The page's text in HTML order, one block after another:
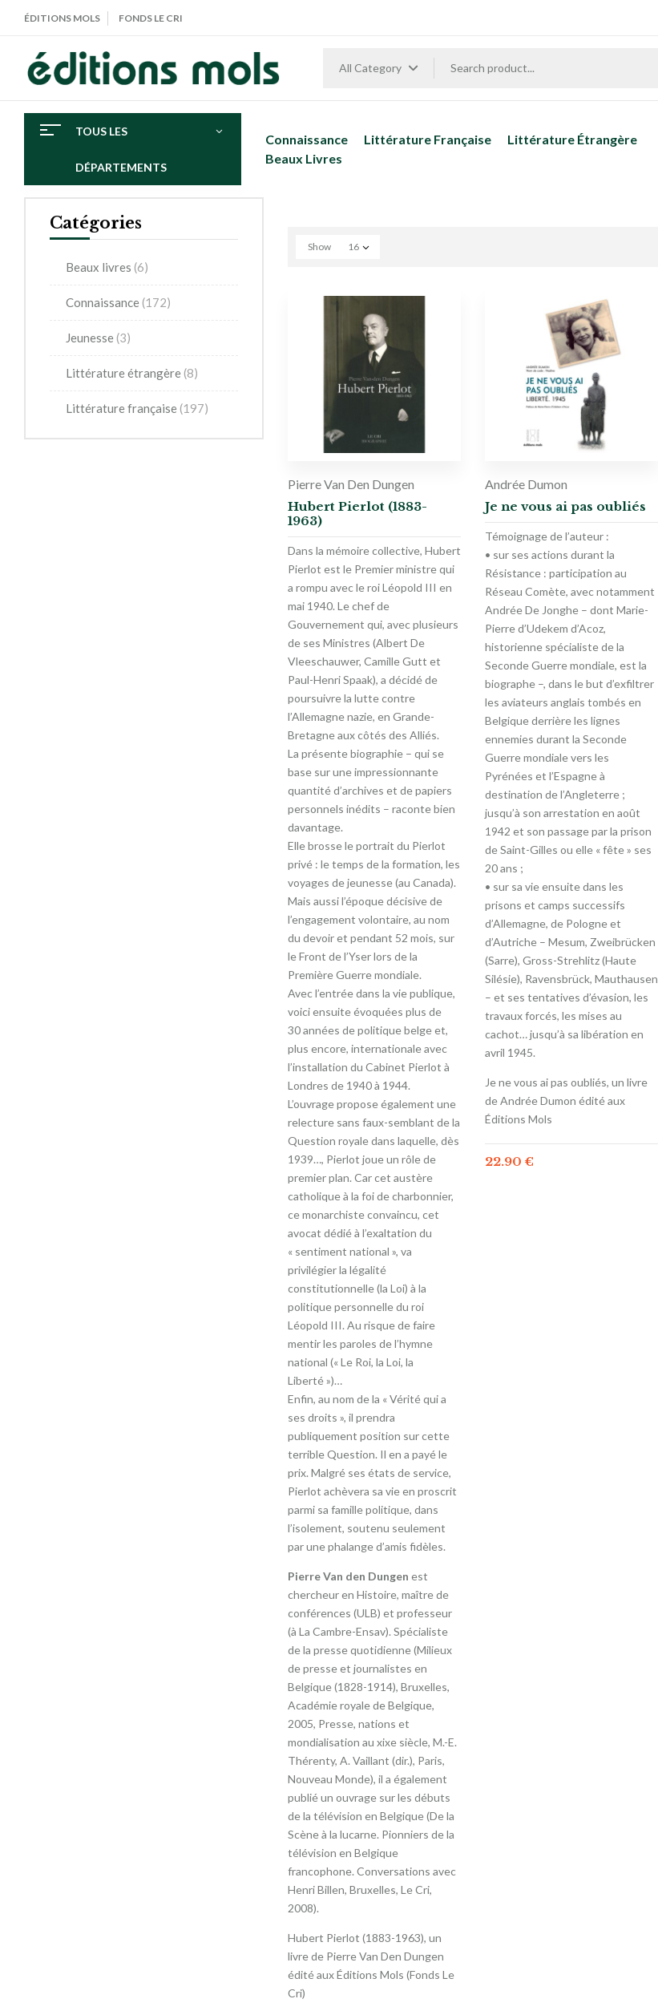
ÉDITIONS MOLS FONDS LE CRI
All Category
TOUS LES
DÉPARTEMENTS
Connaissance Littérature Française
Littérature Étrangère
Beaux Livres
Catégories
Beaux livres (6)
Connaissance (172)
Jeunesse (3)
Littérature étrangère (8)
Littérature française (197)
Show 16
Pierre Van Den Dungen
Hubert Pierlot (1883-
1963)
Dans la mémoire collective, Hubert
Pierlot est le Premier ministre qui
a rompu avec le roi Léopold III en
mai 1940. Le chef de
Gouvernement qui, avec plusieurs
de ses Ministres (Albert De
Vleeschauwer, Camille Gutt et
Paul-Henri Spaak), a décidé de
poursuivre la lutte contre
l’Allemagne nazie, en Grande-
Bretagne aux côtés des Alliés.
La présente biographie – qui se
base sur une impressionnante
quantité d’archives et de papiers
personnels inédits – raconte bien
davantage.
Elle brosse le portrait du Pierlot
privé : le temps de la formation, les
voyages de jeunesse (au Canada).
Mais aussi l’époque décisive de
l’engagement volontaire, au nom
du devoir et pendant 52 mois, sur
le Front de l’Yser lors de la
Première Guerre mondiale.
Avec l’entrée dans la vie publique,
voici ensuite évoquées plus de
30 années de politique belge et,
plus encore, internationale avec
l’installation du Cabinet Pierlot à
Londres de 1940 à 1944.
L’ouvrage propose également une
relecture sans faux-semblant de la
Question royale dans laquelle, dès
1939…, Pierlot joue un rôle de
premier plan. Car cet austère
catholique à la foi de charbonnier,
ce monarchiste convaincu, cet
avocat dédié à l’exaltation du
« sentiment national », va
privilégier la légalité
constitutionnelle (la Loi) à la
politique personnelle du roi
Léopold III. Au risque de faire
mentir les paroles de l’hymne
national (« Le Roi, la Loi, la
Liberté »)…
Enfin, au nom de la « Vérité qui a
ses droits », il prendra
publiquement position sur cette
terrible Question. Il en a payé le
prix. Malgré ses états de service,
Pierlot achèvera sa vie en proscrit
parmi sa famille politique, dans
l’isolement, soutenu seulement
par une phalange d’amis fidèles.
Pierre Van den Dungen est
chercheur en Histoire, maître de
conférences (ULB) et professeur
(à La Cambre-Ensav). Spécialiste
de la presse quotidienne (Milieux
de presse et journalistes en
Belgique (1828-1914), Bruxelles,
Académie royale de Belgique,
2005, Presse, nations et
mondialisation au xixe siècle, M.-E.
Thérenty, A. Vaillant (dir.), Paris,
Nouveau Monde), il a également
publié un ouvrage sur les débuts
de la télévision en Belgique (De la
Scène à la lucarne. Pionniers de la
télévision en Belgique
francophone. Conversations avec
Henri Billen, Bruxelles, Le Cri,
2008).
Hubert Pierlot (1883-1963), un
livre de Pierre Van Den Dungen
édité aux Éditions Mols (Fonds Le
Cri)
Andrée Dumon
Je ne vous ai pas oubliés
Témoignage de l’auteur :
• sur ses actions durant la
Résistance : participation au
Réseau Comète, avec notamment
Andrée De Jonghe – dont Marie-
Pierre d’Udekem d’Acoz,
historienne spécialiste de la
Seconde Guerre mondiale, est la
biographe –, dans le but d’exfiltrer
les aviateurs anglais tombés en
Belgique derrière les lignes
ennemies durant la Seconde
Guerre mondiale vers les
Pyrénées et l’Espagne à
destination de l’Angleterre ;
jusqu’à son arrestation en août
1942 et son passage par la prison
de Saint-Gilles ou elle « fête » ses
20 ans ;
• sur sa vie ensuite dans les
prisons et camps successifs
d’Allemagne, de Pologne et
d’Autriche – Mesum, Zweibrücken
(Sarre), Gross-Strehlitz (Haute
Silésie), Ravensbrück, Mauthausen
– et ses tentatives d’évasion, les
travaux forcés, les mises au
cachot… jusqu’à sa libération en
avril 1945.
Je ne vous ai pas oubliés, un livre
de Andrée Dumon édité aux
Éditions Mols
22.90 €